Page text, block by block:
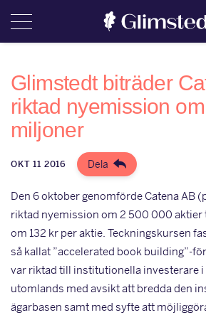
Glimstedt biträder
riktad nyemission
miljoner
OKT 11 2016 Dela
Den 6 oktober genomförde Catena AB
riktad nyemission om 2 500 000 aktier
om 132 kr per aktie. Teckningskursen
så kallat ”accelerated book building”-
var riktad till institutionella investerare i
utomlands med avsikt att bredda den
ägarbasen samt med syfte att